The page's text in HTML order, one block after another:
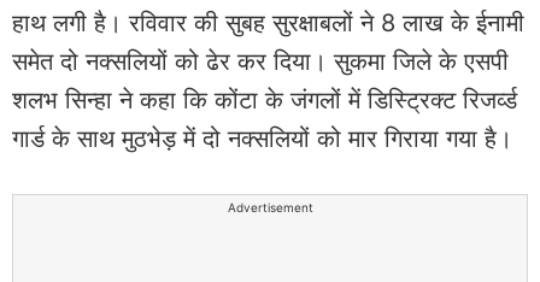
हाथ लगी है। रविवार की सुबह सुरक्षाबलों ने 8 लाख के ईनामी
समेत दो नक्सलियों को ढेर कर दिया। सुकमा जिले के एसपी
शलभ सिन्हा ने कहा कि कोंटा के जंगलों में डिस्ट्रिक्ट रिजर्व्ड
गार्ड के साथ मुठभेड़ में दो नक्सलियों को मार गिराया गया है।
Advertisement